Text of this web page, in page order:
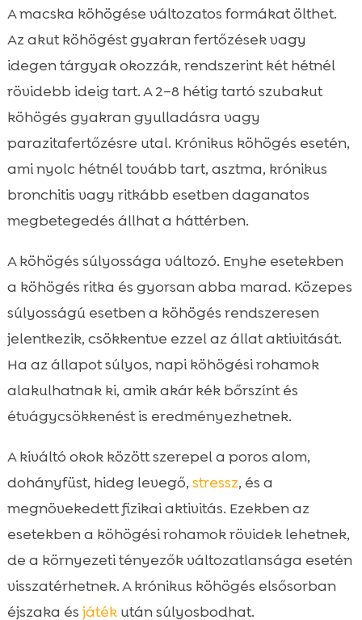
A macska köhögése változatos formákat ölthet.
Az akut köhögést gyakran fertőzések vagy
idegen tárgyak okozzák, rendszerint két hétnél
rövidebb ideig tart. A 2–8 hétig tartó szubakut
köhögés gyakran gyulladásra vagy
parazitafertőzésre utal. Krónikus köhögés esetén,
ami nyolc hétnél tovább tart, asztma, krónikus
bronchitis vagy ritkább esetben daganatos
megbetegedés állhat a háttérben.
A köhögés súlyossága változó. Enyhe esetekben
a köhögés ritka és gyorsan abba marad. Közepes
súlyosságú esetben a köhögés rendszeresen
jelentkezik, csökkentve ezzel az állat aktivitását.
Ha az állapot súlyos, napi köhögési rohamok
alakulhatnak ki, amik akár kék bőrszínt és
étvágycsökkenést is eredményezhetnek.
A kiváltó okok között szerepel a poros alom,
dohányfüst, hideg levegő, stressz, és a
megnövekedett fizikai aktivitás. Ezekben az
esetekben a köhögési rohamok rövidek lehetnek,
de a környezeti tényezők változatlansága esetén
visszatérhetnek. A krónikus köhögés elsősorban
éjszaka és játékután súlyosbodhat.